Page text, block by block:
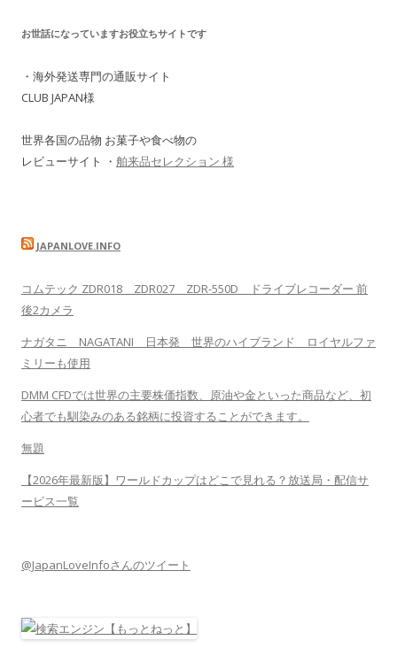
お世話になっていますお役立ちサイトです
・海外発送専門の通販サイト
CLUB JAPAN様
世界各国の品物 お菓子や食べ物の
レビューサイト ・ 舶来品セレクション 様
JAPANLOVE.INFO
コムテック ZDR018 ZDR027 ZDR-550D ドライブレコーダー 前
後2カメラ
ナガタニ NAGATANI 日本発 世界のハイブランド ロイヤルファ
ミリーも使用
DMM CFDでは世界の主要株価指数、原油や金といった商品など、初
心者でも馴染みのある銘柄に投資することができます。
無題
【2026年最新版】ワールドカップはどこで見れる？放送局・配信サ
ービス一覧
@JapanLoveInfoさんのツイート